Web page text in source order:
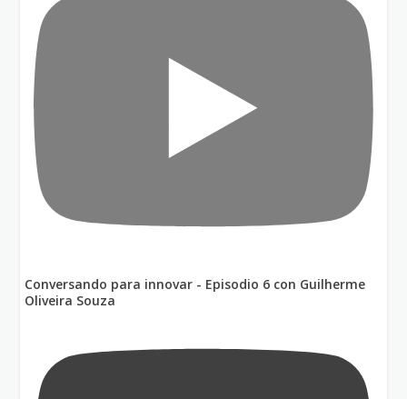
Conversando para innovar - Episodio 6 con Guilherme
Oliveira Souza